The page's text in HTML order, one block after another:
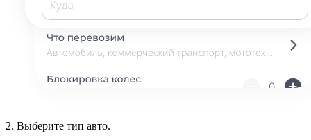
2. Выберите тип авто.